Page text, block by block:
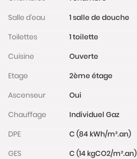
Salle d'eau
1 salle de douche
Toilettes
1 toilette
Cuisine
Ouverte
Etage
2ème étage
Ascenseur
Oui
Chauffage
Individuel Gaz
DPE
C (84 kWh/m².an)
GES
C (14 kgCO2/m².an)